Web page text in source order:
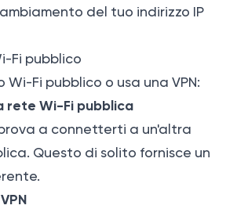
del tuo indirizzo IP
Fi pubblico
Wi-Fi pubblico o usa una VPN:
rete Wi-Fi pubblica
a connetterti a un'altra
Questo di solito fornisce un